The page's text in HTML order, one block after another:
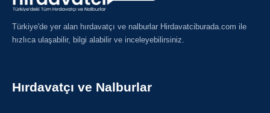
Türkiye'de yer alan hırdavatçı ve nalburlar Hirdavatciburada.com ile
hızlıca ulaşabilir, bilgi alabilir ve inceleyebilirsiniz.
Hırdavatçı ve Nalburlar